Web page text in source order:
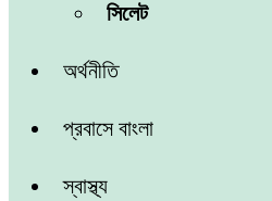
সিলেট
অর্থনীতি
প্রবাসে বাংলা
স্বাস্থ্য